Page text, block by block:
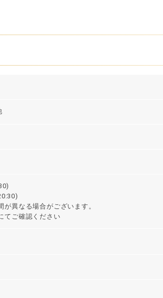
異なる場合がございます。
てご確認ください